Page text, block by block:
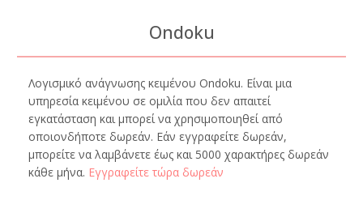
Ondoku
Λογισμικό ανάγνωσης κειμένου Ondoku. Είναι μια
υπηρεσία κειμένου σε ομιλία που δεν απαιτεί
εγκατάσταση και μπορεί να χρησιμοποιηθεί από
οποιονδήποτε δωρεάν. Εάν εγγραφείτε δωρεάν,
μπορείτε να λαμβάνετε έως και 5000 χαρακτήρες δωρεάν
κάθε μήνα. Εγγραφείτε τώρα δωρεάν